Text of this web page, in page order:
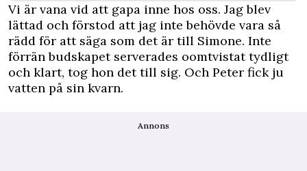
Vi är vana vid att gapa inne hos oss. Jag blev
lättad och förstod att jag inte behövde vara så
rädd för att säga som det är till Simone. Inte
förrän budskapet serverades oomtvistat tydligt
och klart, tog hon det till sig. Och Peter fick ju
vatten på sin kvarn.
Annons